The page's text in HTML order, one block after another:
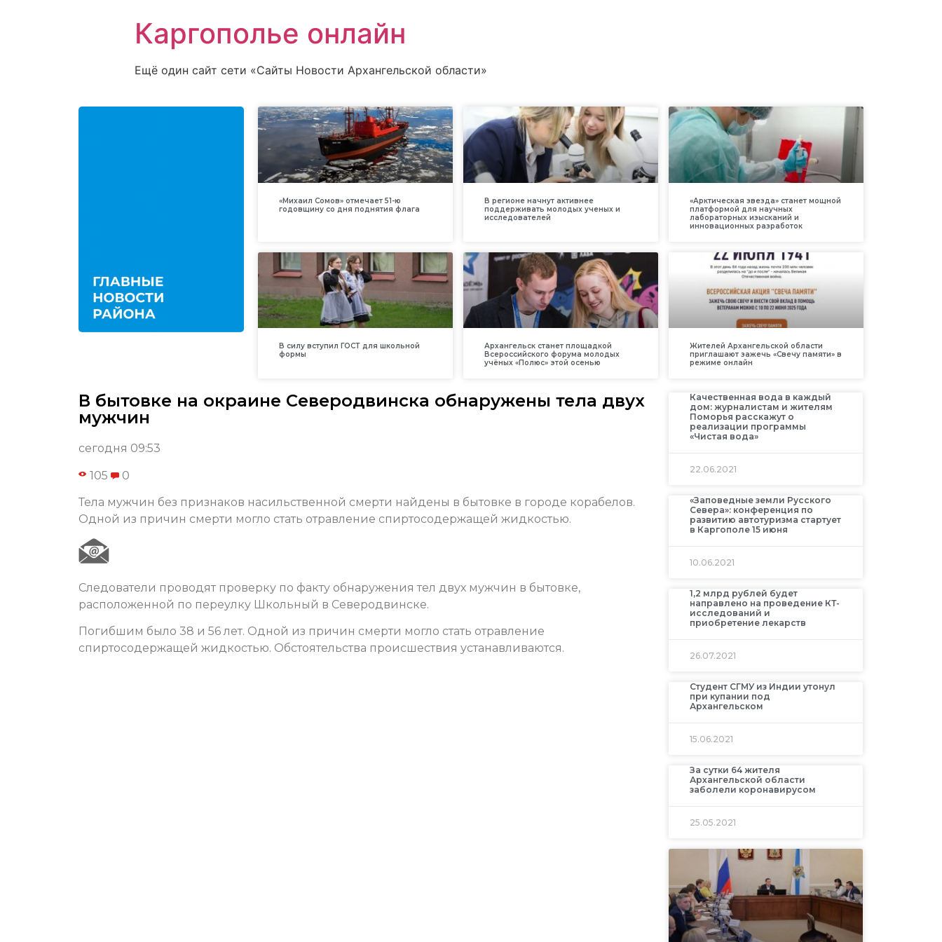
Каргополье онлайн
Ещё один сайт сети «Сайты Новости Архангельской области»
«Михаил Сомов» отмечает 51-ю
годовщину со дня поднятия флага
В регионе начнут активнее
поддерживать молодых ученых и
исследователей
«Арктическая звезда» станет мощной
платформой для научных
лабораторных изысканий и
инновационных разработок
В силу вступил ГОСТ для школьной
формы
Архангельск станет площадкой
Всероссийского форума молодых
учёных «Полюс» этой осенью
Жителей Архангельской области
приглашают зажечь «Свечу памяти» в
режиме онлайн
В бытовке на окраине Северодвинска обнаружены тела двух
мужчин
сегодня 09:53
105 0
Тела мужчин без признаков насильственной смерти найдены в бытовке в городе корабелов.
Одной из причин смерти могло стать отравление спиртосодержащей жидкостью.
Следователи проводят проверку по факту обнаружения тел двух мужчин в бытовке,
расположенной по переулку Школьный в Северодвинске.
Погибшим было 38 и 56 лет. Одной из причин смерти могло стать отравление
спиртосодержащей жидкостью. Обстоятельства происшествия устанавливаются.
Качественная вода в каждый
дом: журналистам и жителям
Поморья расскажут о
реализации программы
«Чистая вода»
22.06.2021
«Заповедные земли Русского
Севера»: конференция по
развитию автотуризма стартует
в Каргополе 15 июня
10.06.2021
1,2 млрд рублей будет
направлено на проведение КТ-
исследований и
приобретение лекарств
26.07.2021
Студент СГМУ из Индии утонул
при купании под
Архангельском
15.06.2021
За сутки 64 жителя
Архангельской области
заболели коронавирусом
25.05.2021